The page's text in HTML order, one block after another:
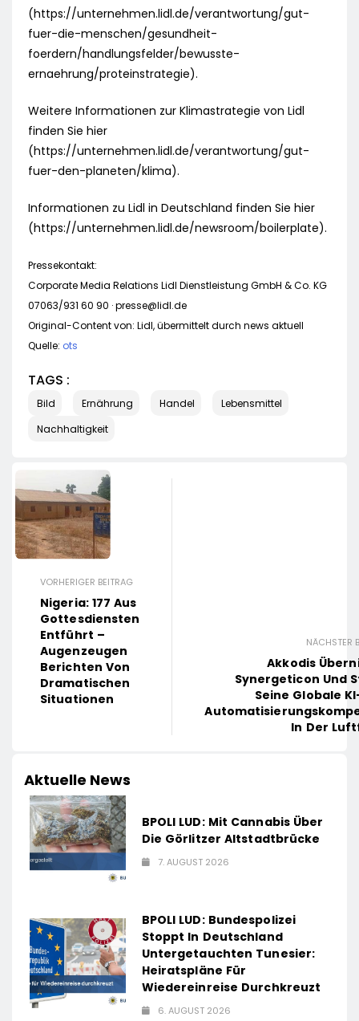
(https://unternehmen.lidl.de/verantwortung/gut-
fuer-die-menschen/gesundheit-
foerdern/handlungsfelder/bewusste-
ernaehrung/proteinstrategie).
Weitere Informationen zur Klimastrategie von Lidl
finden Sie hier
(https://unternehmen.lidl.de/verantwortung/gut-
fuer-den-planeten/klima).
Informationen zu Lidl in Deutschland finden Sie hier
(https://unternehmen.lidl.de/newsroom/boilerplate).
Pressekontakt:
Corporate Media Relations Lidl Dienstleistung GmbH & Co. KG
07063/931 60 90 ·presse@lidl.de
Original-Content von: Lidl, übermittelt durch news aktuell
Quelle: ots
TAGS :
Bild Ernährung Handel
Lebensmittel
Nachhaltigkeit
VORHERIGER BEITRAG
Nigeria: 177 Aus
Gottesdiensten
Entführt –
Augenzeugen
Berichten Von
Dramatischen
Situationen
NÄCHSTER
Akkodis
Synergeticon Und
Seine Globale
In Der
Aktuelle News
BPOLI LUD: Mit Cannabis Über
Die Görlitzer Altstadtbrücke
7. AUGUST 2026
BPOLI LUD: Bundespolizei
Stoppt In Deutschland
Untergetauchten Tunesier:
Heiratspläne Für
Wiedereinreise Durchkreuzt
6. AUGUST 2026